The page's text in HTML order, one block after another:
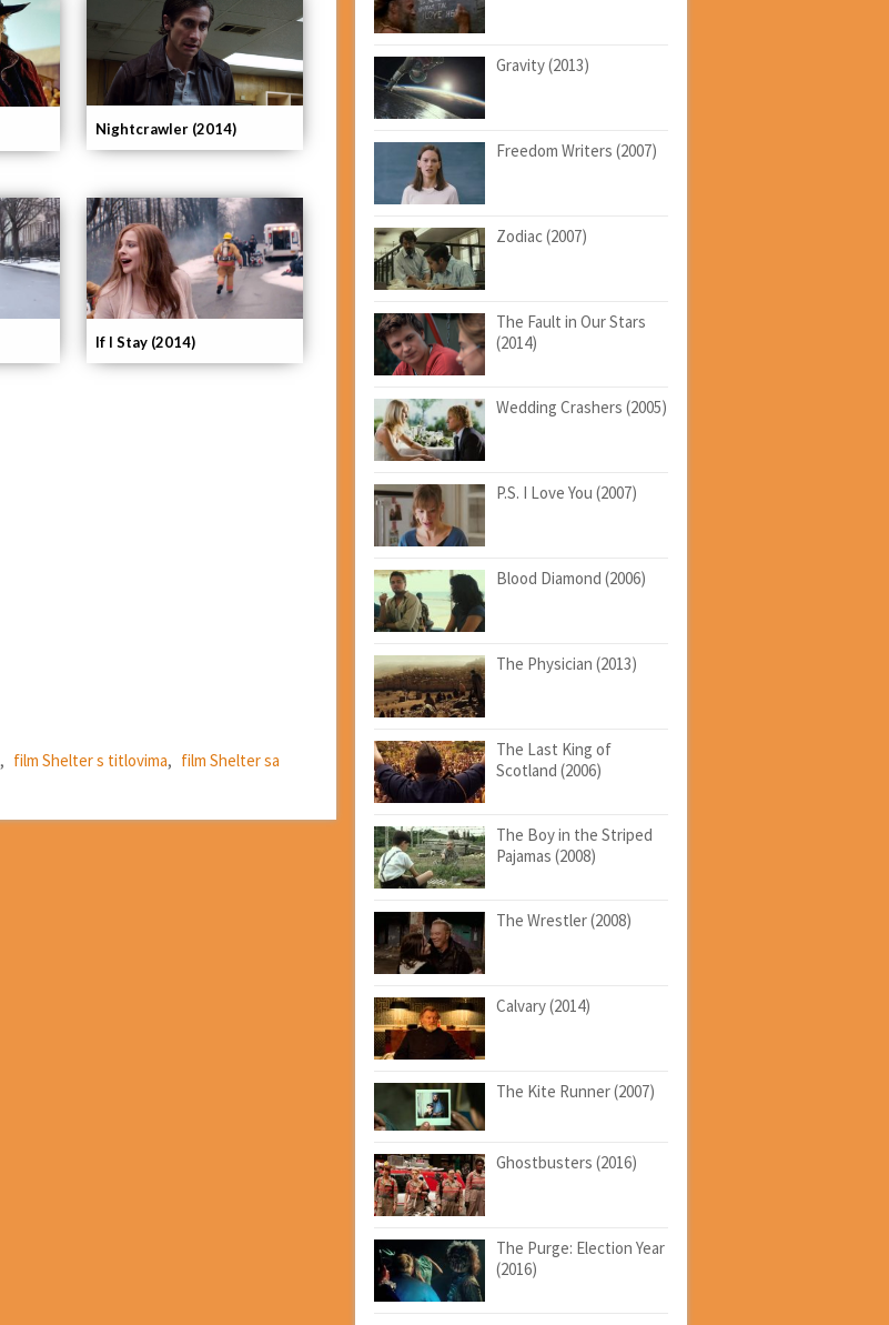
If I Stay (2014)
Nightcrawler (2014)
, film Shelter s titlovima, film Shelter sa
Gravity (2013)
Freedom Writers (2007)
Zodiac (2007)
The Fault in Our Stars
(2014)
Wedding Crashers (2005)
P.S. I Love You (2007)
Blood Diamond (2006)
The Physician (2013)
The Last King of
Scotland (2006)
The Boy in the Striped
Pajamas (2008)
The Wrestler (2008)
Calvary (2014)
The Kite Runner (2007)
Ghostbusters (2016)
The Purge: Election Year
(2016)